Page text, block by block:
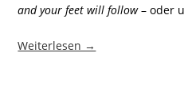
and your feet will follow– oder
Weiterlesen →